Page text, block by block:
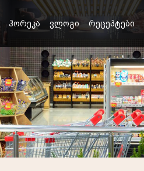
ჰორეკა ვლოგი რეცეპტები